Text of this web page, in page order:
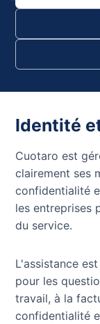
Identité
Cuotaro est
clairement ses
confidentialité
les entreprises
du service.
L'assistance
pour les
travail, à la
confidentialité